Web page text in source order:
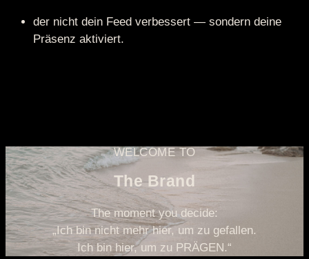
der nicht dein Feed verbessert — sondern deine
Präsenz aktiviert.
WELCOME TO
The Brand
The moment you decide:
„Ich bin nicht mehr hier, um zu gefallen.
Ich bin hier, um zu PRÄGEN.“